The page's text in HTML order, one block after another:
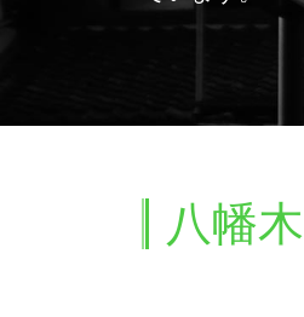
八幡木